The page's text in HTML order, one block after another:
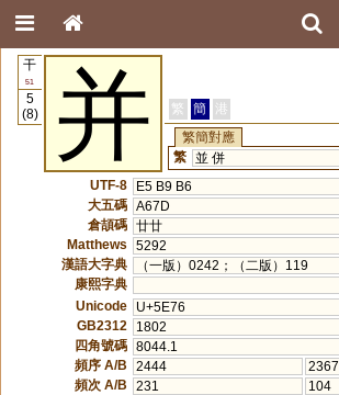
干
51
5
(8)
并 繁 簡 港
繁簡對應
繁 並 併
UTF-8
E5 B9 B6
大五碼 A67D
倉頡碼 廿廿
Matthews
5292
漢語大字典
（一版）0242；（二版）119
康熙字典
Unicode
U+5E76
GB2312
1802
四角號碼 8044.1
頻序 A/B
2444
2367
頻次 A/B
231
104